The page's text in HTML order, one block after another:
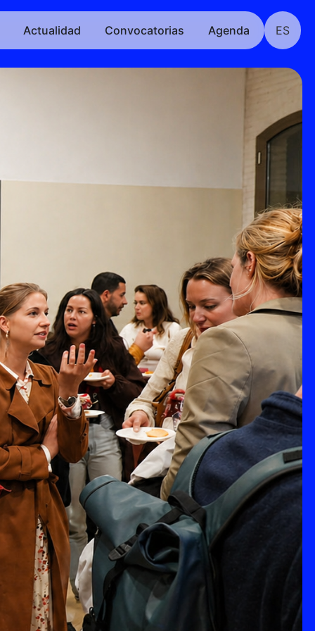
Actualidad Convocatorias Agenda ES